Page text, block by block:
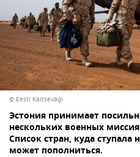
© Eesti Kaitsevägi
Эстония принимает
нескольких военных
Список стран, куда ступала
может пополниться.